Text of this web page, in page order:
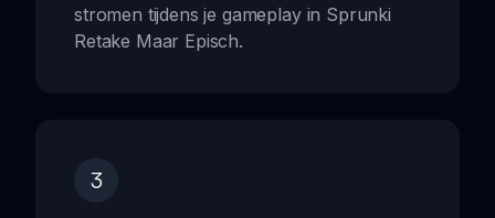
stromen tijdens je gameplay in Sprunki
Retake Maar Episch.
3